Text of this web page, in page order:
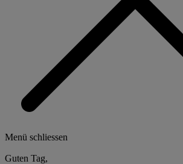
Menü schliessen
Guten Tag,